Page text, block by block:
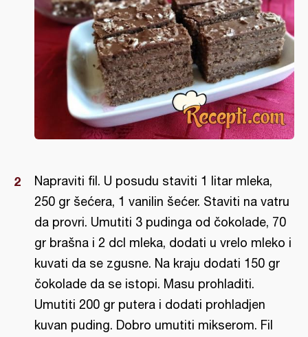
Napraviti fil. U posudu staviti 1 litar mleka,
250 gr šećera, 1 vanilin šećer. Staviti na vatru
da provri. Umutiti 3 pudinga od čokolade, 70
gr brašna i 2 dcl mleka, dodati u vrelo mleko i
kuvati da se zgusne. Na kraju dodati 150 gr
čokolade da se istopi. Masu prohladiti.
Umutiti 200 gr putera i dodati prohladjen
kuvan puding. Dobro umutiti mikserom. Fil